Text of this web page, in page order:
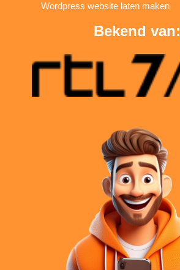
Wordpress website laten maken
Bekend van: